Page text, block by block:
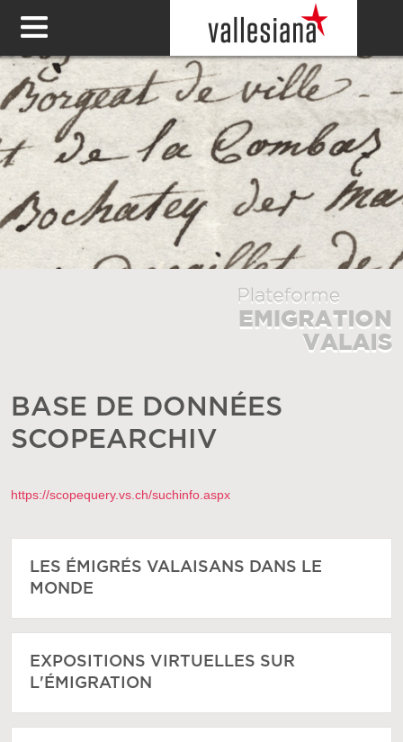
BASE DE DONNÉES
SCOPEARCHIV
https://scopequery.vs.ch/suchinfo.aspx
LES ÉMIGRÉS VALAISANS DANS LE
MONDE
EXPOSITIONS VIRTUELLES SUR
L'ÉMIGRATION